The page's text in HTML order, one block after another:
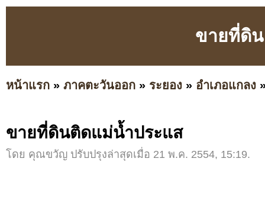
ขายที่ดิ
หน้าแรก » ภาคตะวันออก » ระยอง » อำเภอแกลง
ขายที่ดินติดแม่น้ำประแส
โดย คุณขวัญ ปรับปรุงล่าสุดเมื่อ 21 พ.ค. 2554, 15:19.